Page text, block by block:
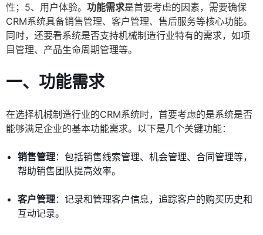
性；5、用户体验。 功能需求是首要考虑的因素，需要确保
CRM系统具备销售管理、客户管理、售后服务等核心功能。
同时，还要看系统是否支持机械制造行业特有的需求，如项
目管理、产品生命周期管理等。
一、功能需求
在选择机械制造行业的CRM系统时，首要考虑的是系统是否
能够满足企业的基本功能需求。以下是几个关键功能：
销售管理：包括销售线索管理、机会管理、合同管理等，
帮助销售团队提高效率。
客户管理：记录和管理客户信息，追踪客户的购买历史和
互动记录。